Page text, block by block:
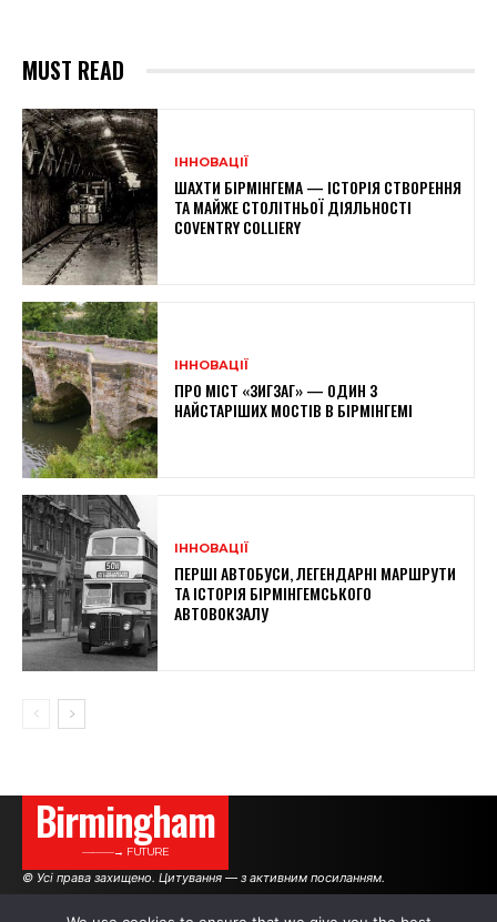
MUST READ
ІННОВАЦІЇ
ШАХТИ БІРМІНГЕМА — ІСТОРІЯ СТВОРЕННЯ
ТА МАЙЖЕ СТОЛІТНЬОЇ ДІЯЛЬНОСТІ
COVENTRY COLLIERY
ІННОВАЦІЇ
ПРО МІСТ «ЗИГЗАГ» — ОДИН З
НАЙСТАРІШИХ МОСТІВ В БІРМІНГЕМІ
ІННОВАЦІЇ
ПЕРШІ АВТОБУСИ, ЛЕГЕНДАРНІ МАРШРУТИ
ТА ІСТОРІЯ БІРМІНГЕМСЬКОГО
АВТОВОКЗАЛУ
Birmingham
———→ FUTURE
© Усі права захищено. Цитування — з активним посиланням.